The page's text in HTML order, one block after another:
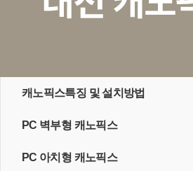
캐노픽스특징 및 설치방법
PC 벽부형 캐노픽스
PC 아치형 캐노픽스